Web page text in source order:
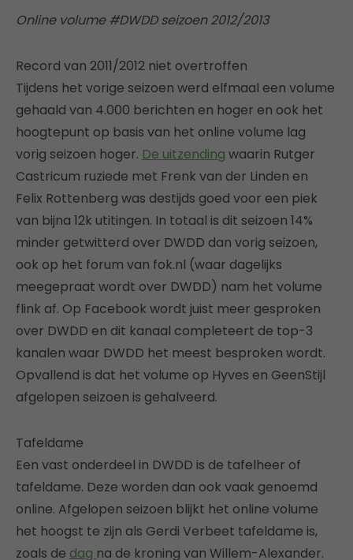
Online volume #DWDD seizoen 2012/2013
Record van 2011/2012 niet overtroffen
Tijdens het vorige seizoen werd elfmaal een volume
gehaald van 4.000 berichten en hoger en ook het
hoogtepunt op basis van het online volume lag
vorig seizoen hoger. De uitzending waarin Rutger
Castricum ruziede met Frenk van der Linden en
Felix Rottenberg was destijds goed voor een piek
van bijna 12k utitingen. In totaal is dit seizoen 14%
minder getwitterd over DWDD dan vorig seizoen,
ook op het forum van fok.nl (waar dagelijks
meegepraat wordt over DWDD) nam het volume
flink af. Op Facebook wordt juist meer gesproken
over DWDD en dit kanaal completeert de top-3
kanalen waar DWDD het meest besproken wordt.
Opvallend is dat het volume op Hyves en GeenStijl
afgelopen seizoen is gehalveerd.
Tafeldame
Een vast onderdeel in DWDD is de tafelheer of
tafeldame. Deze worden dan ook vaak genoemd
online. Afgelopen seizoen blijkt het online volume
het hoogst te zijn als Gerdi Verbeet tafeldame is,
zoals de dag na de kroning van Willem-Alexander.